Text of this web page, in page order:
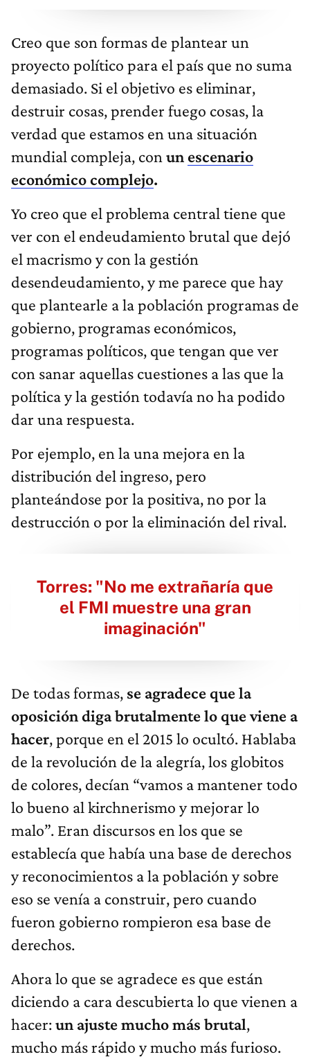
Creo que son formas de plantear un
proyecto político para el país que no suma
demasiado. Si el objetivo es eliminar,
destruir cosas, prender fuego cosas, la
verdad que estamos en una situación
mundial compleja, con un escenario
económico complejo.
Yo creo que el problema central tiene que
ver con el endeudamiento brutal que dejó
el macrismo y con la gestión
desendeudamiento, y me parece que hay
que plantearle a la población programas de
gobierno, programas económicos,
programas políticos, que tengan que ver
con sanar aquellas cuestiones a las que la
política y la gestión todavía no ha podido
dar una respuesta.
Por ejemplo, en la una mejora en la
distribución del ingreso, pero
planteándose por la positiva, no por la
destrucción o por la eliminación del rival.
Torres: "No me extrañaría que
el FMI muestre una gran
imaginación"
De todas formas, se agradece que la
oposición diga brutalmente lo que viene a
hacer, porque en el 2015 lo ocultó. Hablaba
de la revolución de la alegría, los globitos
de colores, decían “vamos a mantener todo
lo bueno al kirchnerismo y mejorar lo
malo”. Eran discursos en los que se
establecía que había una base de derechos
y reconocimientos a la población y sobre
eso se venía a construir, pero cuando
fueron gobierno rompieron esa base de
derechos.
Ahora lo que se agradece es que están
diciendo a cara descubierta lo que vienen a
hacer:un ajuste mucho más brutal,
mucho más rápido y mucho más furioso.